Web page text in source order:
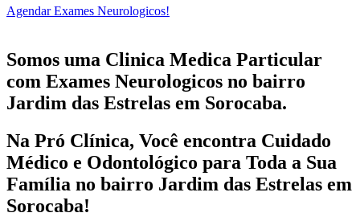
Agendar Exames Neurologicos!
Somos uma Clinica Medica Particular
com Exames Neurologicos no bairro
Jardim das Estrelas em Sorocaba.
Na Pró Clínica, Você encontra Cuidado
Médico e Odontológico para Toda a Sua
Família no bairro Jardim das Estrelas em
Sorocaba!